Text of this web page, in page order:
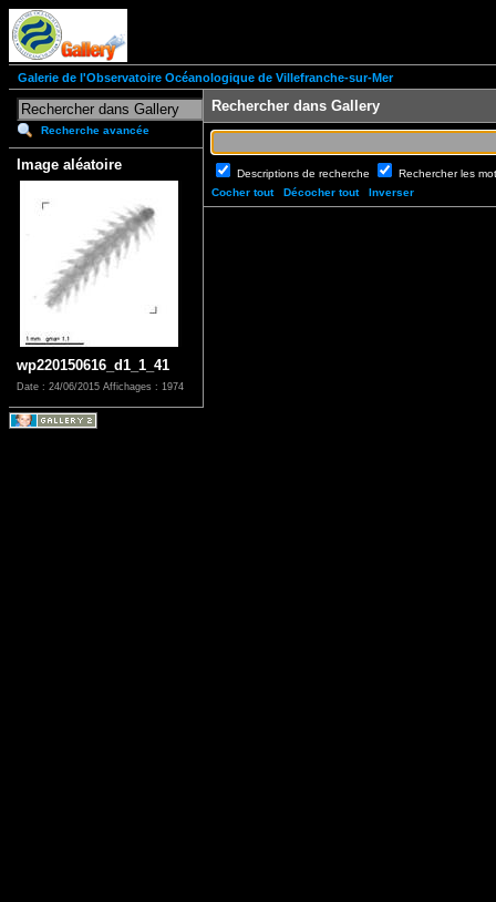
Galerie de l'Observatoire Océanologique de Villefranche-sur-Mer
Recherche avancée
Image aléatoire
wp220150616_d1_1_41
Date : 24/06/2015 Affichages : 1974
Rechercher dans Gallery
Descriptions de recherche
Rechercher les
Cocher tout
Décocher tout Inverser